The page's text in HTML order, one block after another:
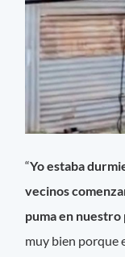
“Yo estaba
vecinos
puma en nuestro
muy bien porque